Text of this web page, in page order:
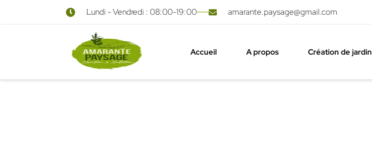
Lundi - Vendredi : 08:00-19:00 amarante.paysage@gmail.com
Accueil A propos Création de jardin